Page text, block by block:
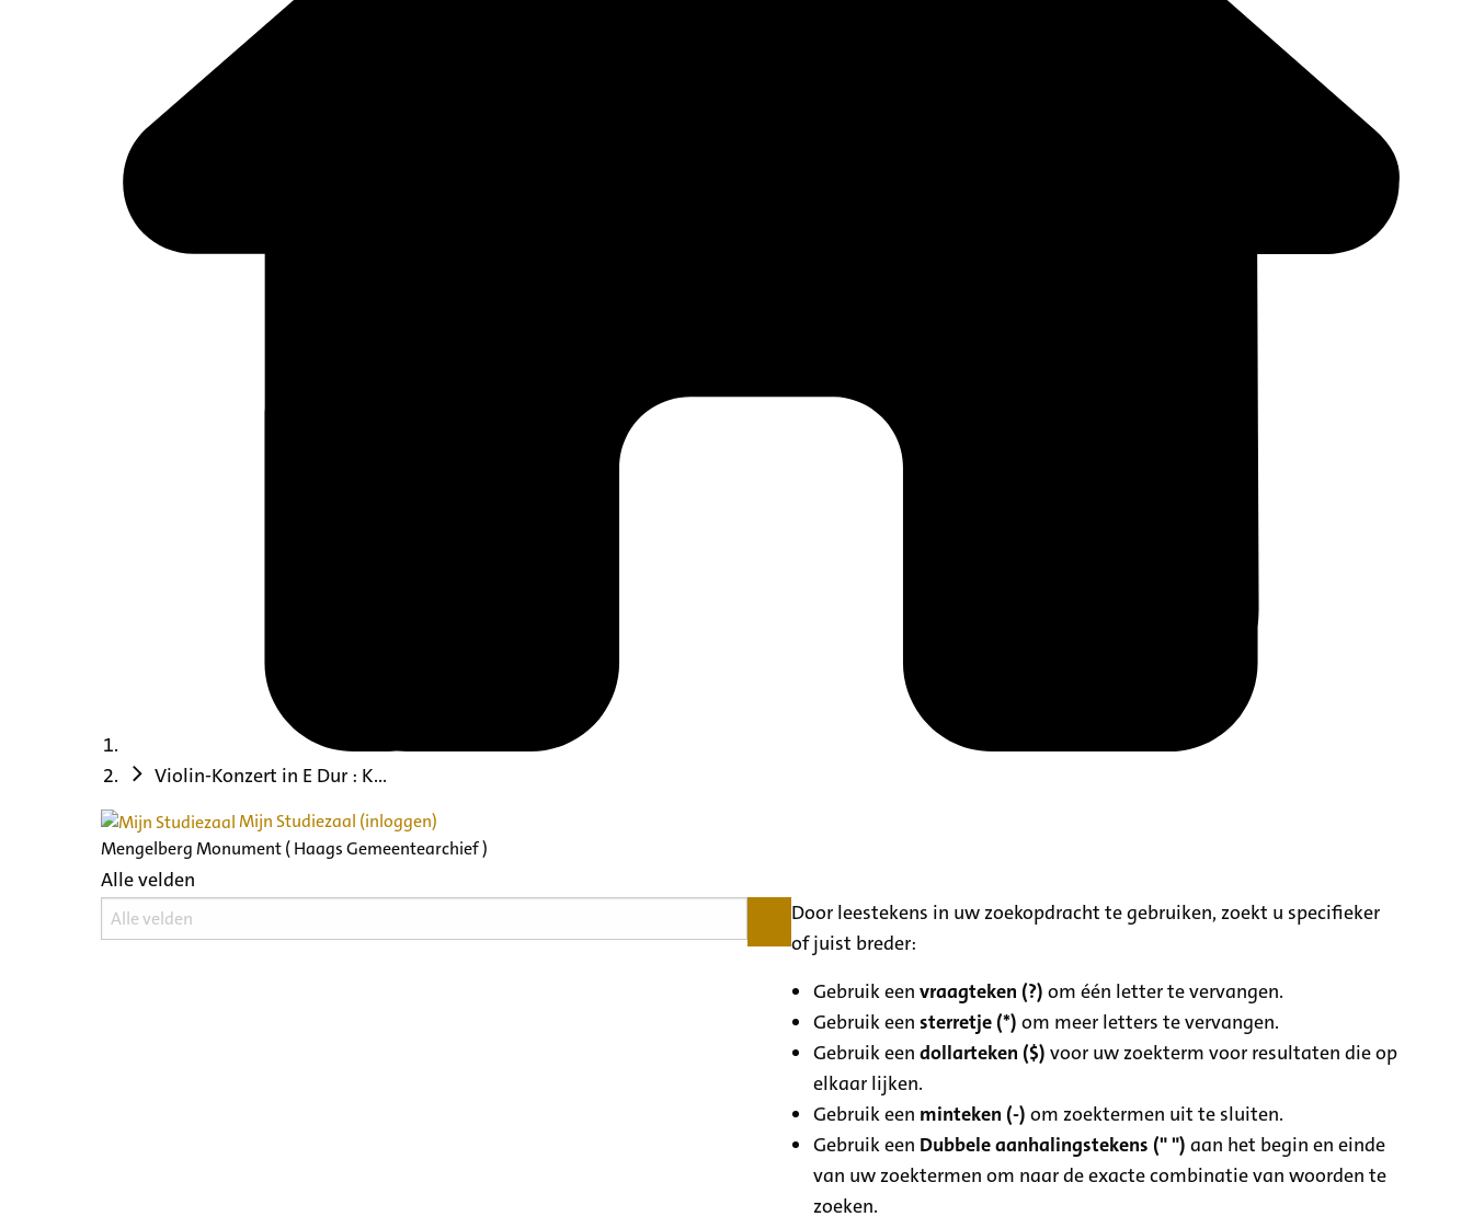
Violin-Konzert in E Dur : K...
Mijn Studiezaal (inloggen)
Mengelberg Monument ( Haags Gemeentearchief )
Alle velden
Door leestekens in uw zoekopdracht te gebruiken, zoekt u specifieker
of juist breder:
Gebruik eenvraagteken (?) om één letter te vervangen.
Gebruik eensterretje (*) om meer letters te vervangen.
Gebruik eendollarteken ($) voor uw zoekterm voor resultaten die op
elkaar lijken.
Gebruik een minteken (-) om zoektermen uit te sluiten.
Gebruik een Dubbele aanhalingstekens (" ") aan het begin en einde
van uw zoektermen om naar de exacte combinatie van woorden te
zoeken.